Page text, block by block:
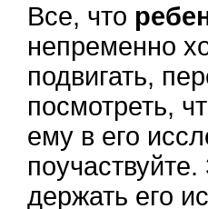
Все, что
непременно
подвигать,
посмотреть,
ему в его
держать его